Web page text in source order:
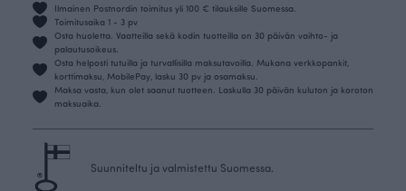
Ilmainen Postnordin toimitus yli 100 € tilauksille Suomessa.
Toimitusaika 1 - 3 pv
Osta huoletta. Vaatteilla sekä kodin tuotteilla on 30 päivän vaihto- ja
palautusoikeus.
Osta helposti tutuilla ja turvallisilla maksutavoilla. Mukana verkkopankit,
korttimaksu, MobilePay, lasku 30 pv ja osamaksu.
Maksa vasta, kun olet saanut tuotteen. Laskulla 30 päivän kuluton ja koroton
maksuaika.
Suunniteltu ja valmistettu Suomessa.